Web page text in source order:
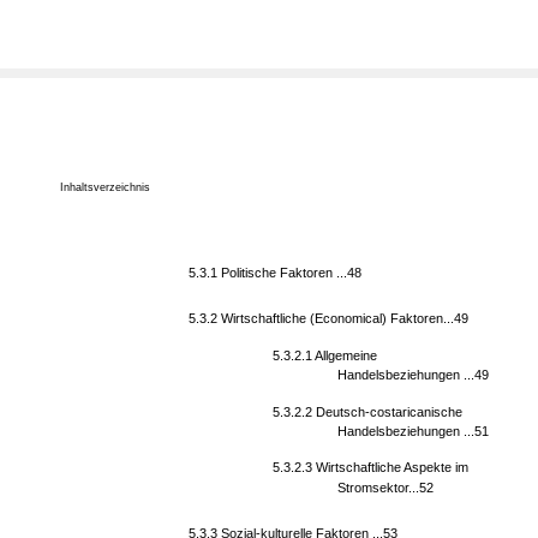
Inhaltsverzeichnis
5.3.1 Politische Faktoren ...48
5.3.2 Wirtschaftliche (Economical) Faktoren...49
5.3.2.1 Allgemeine
Handelsbeziehungen ...49
5.3.2.2 Deutsch-costaricanische
Handelsbeziehungen ...51
5.3.2.3 Wirtschaftliche Aspekte im
Stromsektor...52
5.3.3 Sozial-kulturelle Faktoren ...53